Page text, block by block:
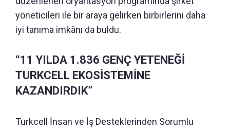
yöneticileri ile bir araya gelirken birbirlerini daha
iyi tanıma imkânı da buldu.
“11 YILDA 1.836 GENÇ YETENEĞİ
TURKCELL EKOSİSTEMİNE
KAZANDIRDIK”
Turkcell İnsan ve İş Desteklerinden Sorumlu